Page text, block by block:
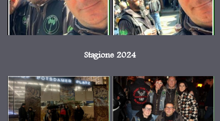
Stagione 2024